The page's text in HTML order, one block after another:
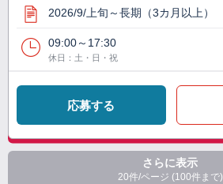
2026/9/上旬～長期（3カ月以上）
09:00～17:30
休日：土・日・祝
応募する
さらに表示
20件/ページ (100件まで)